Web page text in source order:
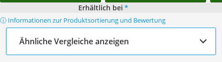
Erhältlich bei *
ⓘ Informationen zur Produktsortierung und Bewertung
Ähnliche Vergleiche anzeigen